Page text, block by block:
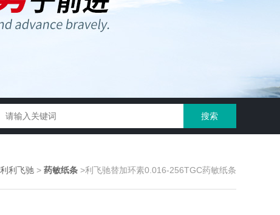
利利飞驰 > 药敏纸条 >利飞驰替加环素0.016-256TGC药敏纸条